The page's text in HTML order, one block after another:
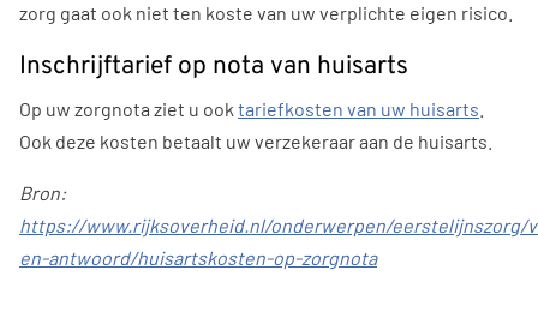
zorg gaat ook niet ten koste van uw verplichte eigen risico.
Inschrijftarief op nota van huisarts
Op uw zorgnota ziet u ook tariefkosten van uw huisarts
Ook deze kosten betaalt uw verzekeraar aan de huisarts.
Bron:
https://www.rijksoverheid.nl/onderwerpen/eerstelijnszorg/
en-antwoord/huisartskosten-op-zorgnota